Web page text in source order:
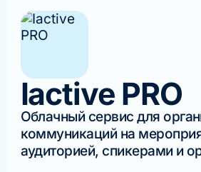
Iactive PRO
Облачный сервис для
коммуникаций на
аудиторией, спикерами и